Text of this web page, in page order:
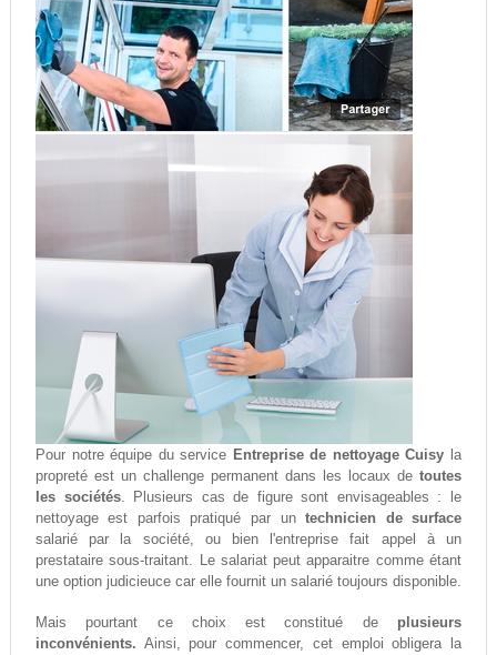
Pour notre équipe du service Entreprise de nettoyage Cuisy la
propreté est un challenge permanent dans les locaux detoutes
les sociétés. Plusieurs cas de figure sont envisageables : le
nettoyage est parfois pratiqué par untechnicien de surface
salarié par la société, ou bien l'entreprise fait appel à un
prestataire sous-traitant. Le salariat peut apparaitre comme étant
une option judicieuce car elle fournit un salarié toujours disponible.
Mais pourtant ce choix est constitué de plusieurs
inconvénients. Ainsi, pour commencer, cet emploi obligera la